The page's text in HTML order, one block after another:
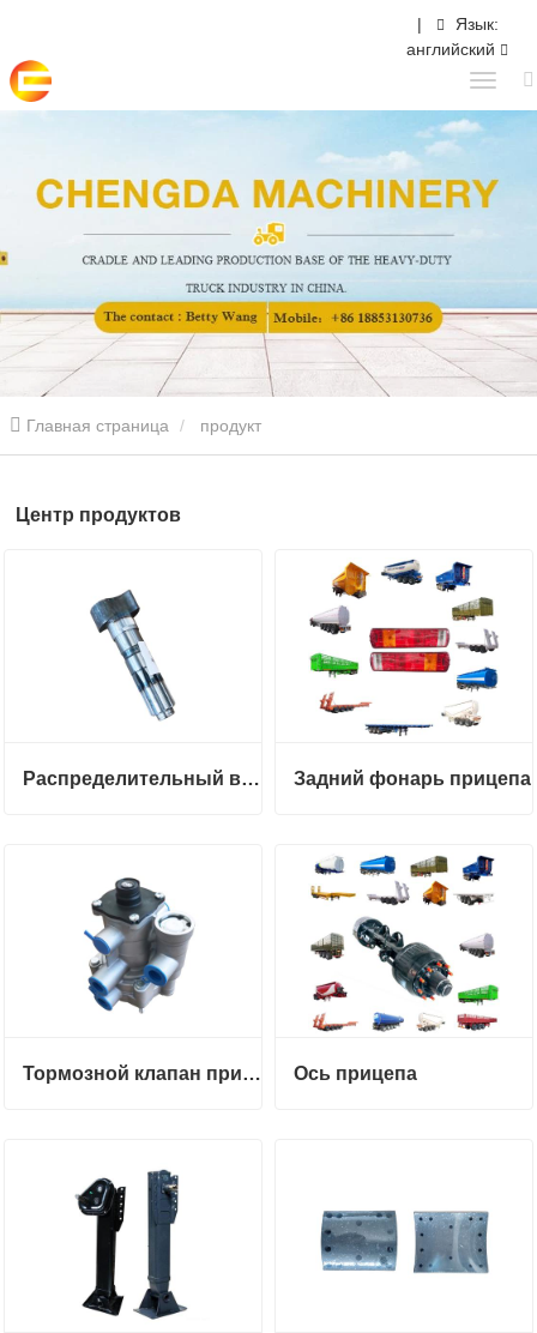
|
Язык:
английский
Главная страница продукт
Центр продуктов
Распределительный вал полуприцепа Задний фонарь прицепа
Тормозной клапан прицепа Ось прицепа